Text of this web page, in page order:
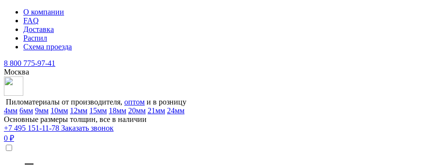
О компании
FAQ
Доставка
Распил
Схема проезда
8 800 775-97-41
Москва
Пиломатериалы от производителя, оптом и в розницу
4мм 6мм 9мм 10мм 12мм 15мм 18мм 20мм 21мм 24мм
Основные размеры толщин, все в наличии
+7 495 151-11-78 Заказать звонок
0 ₽